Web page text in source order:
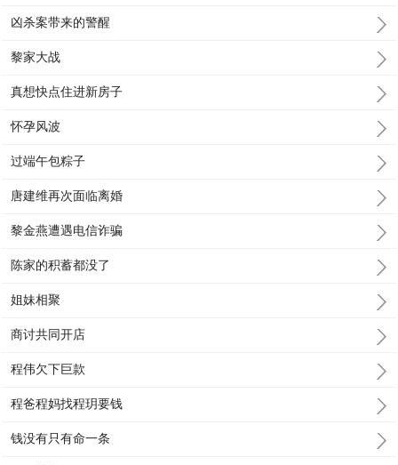
凶杀案带来的警醒
黎家大战
真想快点住进新房子
怀孕风波
过端午包粽子
唐建维再次面临离婚
黎金燕遭遇电信诈骗
陈家的积蓄都没了
姐妹相聚
商讨共同开店
程伟欠下巨款
程爸程妈找程玥要钱
钱没有只有命一条